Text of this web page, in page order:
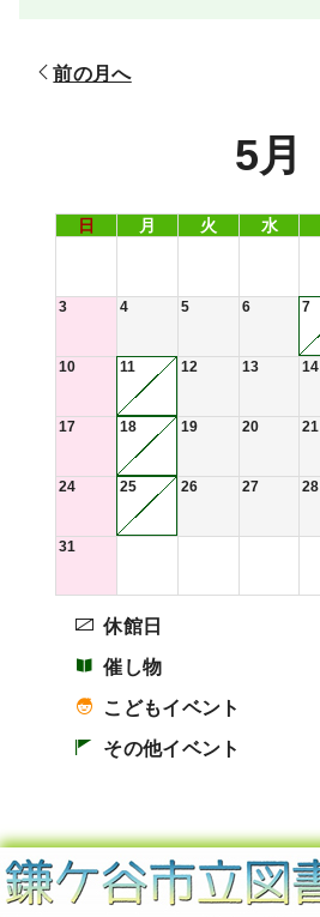
前の月へ
5月
日 月 火 水
3 4 5 6 7
10 11 12 13 14
17 18 19 20 21
24 25 26 27 28
31
休館日
催し物
こどもイベント
その他イベント